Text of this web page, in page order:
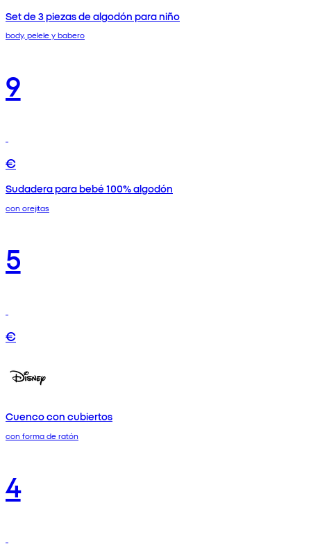
Set de 3 piezas de algodón para niño
body, pelele y babero
9
€
Sudadera para bebé 100% algodón
con orejitas
5
€
Cuenco con cubiertos
con forma de ratón
4